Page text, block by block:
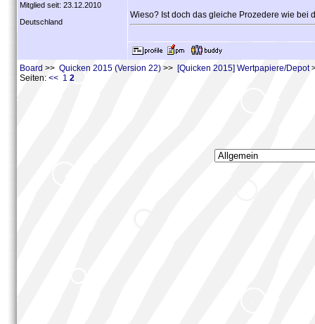
Mitglied seit: 23.12.2010
Deutschland
Wieso? Ist doch das gleiche Prozedere wie bei
Board >> Quicken 2015 (Version 22) >> [Quicken 2015] Wertpapiere/Depot
Seiten: << 1 2